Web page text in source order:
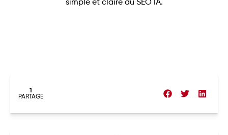
1
PARTAGE